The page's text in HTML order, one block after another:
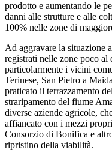
prodotto e aumentando le
danni alle strutture e alle
100% nelle zone di
Ad aggravare la situazione
registrati nelle zone poco al
particolarmente i vicini
Terinese, San Pietro a
praticato il terrazzamento
straripamento del fiume
diverse aziende agricole,
affiancato con i mezzi
Consorzio di Bonifica e
ripristino della viabilità.